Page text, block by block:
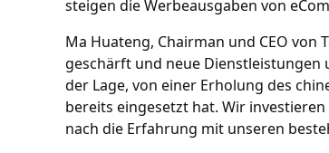
steigen die Werbeausgaben von
Ma Huateng, Chairman und CEO von
geschärft und neue Dienstleistungen
der Lage, von einer Erholung des
bereits eingesetzt hat. Wir
nach die Erfahrung mit unseren